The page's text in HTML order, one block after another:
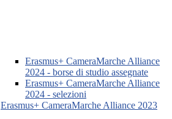
Erasmus+ CameraMarche Alliance
2024 - borse di studio assegnate
Erasmus+ CameraMarche Alliance
2024 - selezioni
Erasmus+ CameraMarche Alliance 2023